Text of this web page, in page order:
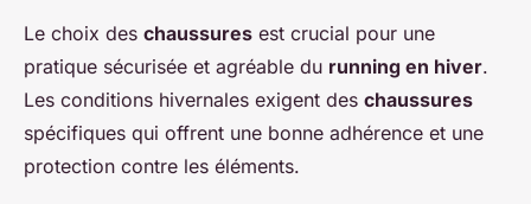
Le choix des chaussures est crucial pour une
pratique sécurisée et agréable du running en hiver.
Les conditions hivernales exigent des chaussures
spécifiques qui offrent une bonne adhérence et une
protection contre les éléments.